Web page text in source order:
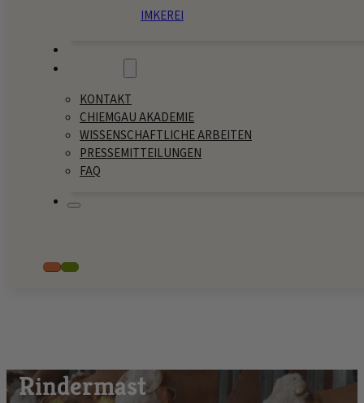
IMKEREI
KONTAKT
CHIEMGAU AKADEMIE
WISSENSCHAFTLICHE ARBEITEN
PRESSEMITTEILUNGEN
FAQ
Rindermast